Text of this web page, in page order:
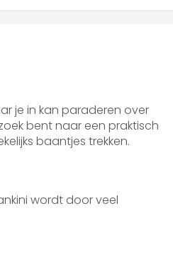
je in kan paraderen over
bent naar een praktisch
baantjes trekken.
wordt door veel